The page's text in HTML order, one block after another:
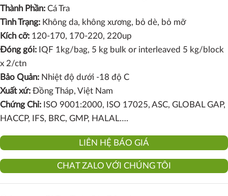
Thành Phần: Cá Tra
Tình Trạng: Không da, không xương, bỏ dè, bỏ mỡ
Kích cỡ: 120-170, 170-220, 220up
Đóng gói: IQF 1kg/bag, 5 kg bulk or interleaved 5 kg/block
x 2/ctn
Bảo Quản: Nhiệt độ dưới -18 độ C
Xuất xứ: Đồng Tháp, Việt Nam
Chứng Chỉ: ISO 9001:2000, ISO 17025, ASC, GLOBAL GAP,
HACCP, IFS, BRC, GMP, HALAL….
LIÊN HỆ BÁO GIÁ
CHAT ZALO VỚI CHÚNG TÔI